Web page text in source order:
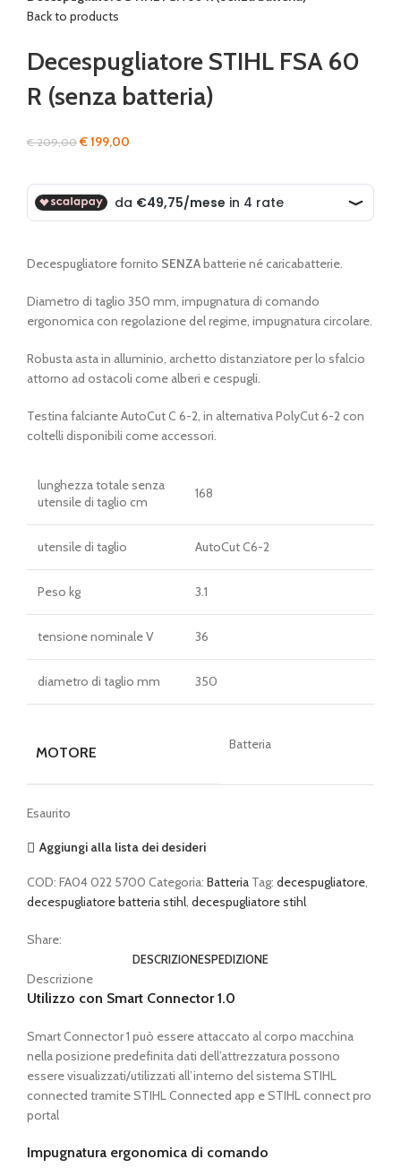
Back to products
Decespugliatore STIHL FSA 60
R (senza batteria)
€209,00Il
era:
€ 209,00.
€199,00
è:
€ 199,00.
Decespugliatore fornito SENZAbatterie né caricabatterie.
Diametro di taglio 350 mm, impugnatura di comando
ergonomica con regolazione del regime, impugnatura circolare.
Robusta asta in alluminio, archetto distanziatore per lo sfalcio
attorno ad ostacoli come alberi e cespugli.
Testina falciante AutoCut C 6-2, in alternativa PolyCut 6-2 con
coltelli disponibili come accessori.
lunghezza totale senza
utensile di taglio cm
168
utensile di taglio AutoCut C6-2
Peso kg 3.1
tensione nominale V 36
diametro di taglio mm 350
MOTORE Batteria
Esaurito
Aggiungi alla lista dei desideri
COD: FA04 022 5700 Categoria: Batteria Tag: decespugliatore
decespugliatore batteria stihl decespugliatore stihl
Share:
DESCRIZIONESPEDIZIONE
Descrizione
Utilizzo con Smart Connector 1.0
Smart Connector 1 può essere attaccato al corpo macchina
nella posizione predefinita dati dell’attrezzatura possono
essere visualizzati/utilizzati all’interno del sistema STIHL
connected tramite STIHL Connected app e STIHL connect pro
portal
Impugnatura ergonomica di comando